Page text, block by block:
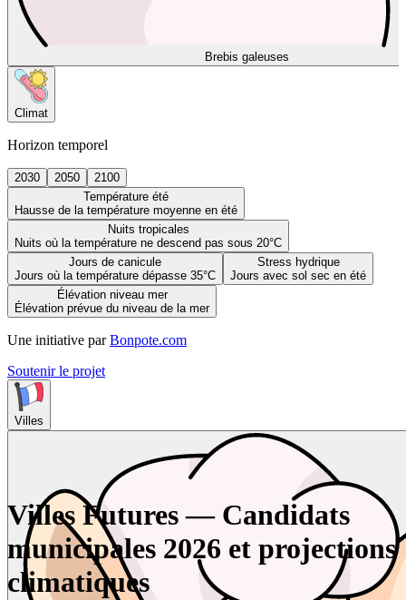
Brebis galeuses
Climat
Horizon temporel
2030 2050
2100
Température été
Hausse de la température moyenne en été
Nuits tropicales
Nuits où la température ne descend pas sous 20°C
Jours de canicule
Jours où la température dépasse 35°C
Stress hydrique
Jours avec sol sec en été
Élévation niveau mer
Élévation prévue du niveau de la mer
Une initiative par Bonpote.com
Soutenir le projet
Villes
Villes Futures — Candidats
municipales 2026 et projections
climatiques